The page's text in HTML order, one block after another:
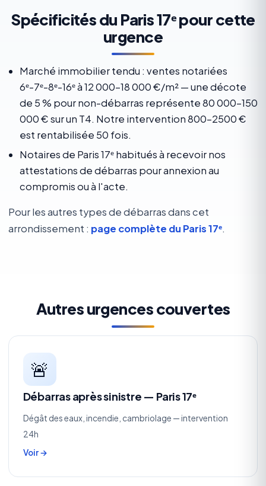
Spécificités du Paris 17ᵉ pour cette
urgence
Marché immobilier tendu : ventes notariées
6ᵉ-7ᵉ-8ᵉ-16ᵉ à 12 000-18 000 €/m² — une décote
de 5 % pour non-débarras représente 80 000-150
000 € sur un T4. Notre intervention 800-2500 €
est rentabilisée 50 fois.
Notaires de Paris 17ᵉ habitués à recevoir nos
attestations de débarras pour annexion au
compromis ou à l'acte.
Pour les autres types de débarras dans cet
arrondissement : page complète du Paris 17ᵉ.
Autres urgences couvertes
🚨
Débarras après sinistre — Paris 17ᵉ
Dégât des eaux, incendie, cambriolage — intervention
24h
Voir →